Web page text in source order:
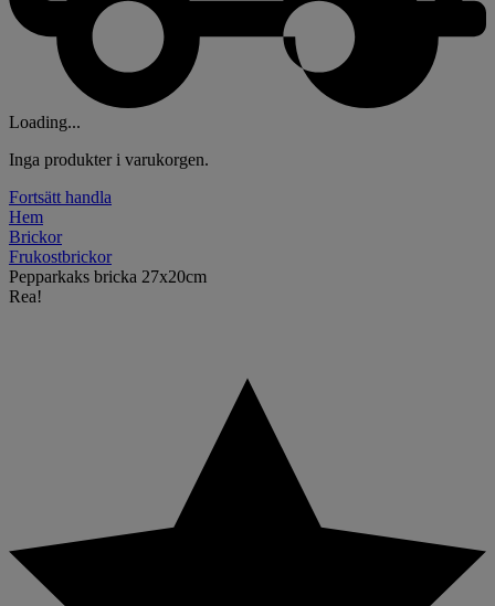
Loading...
Inga produkter i varukorgen.
Fortsätt handla
Hem
Brickor
Frukostbrickor
Pepparkaks bricka 27x20cm
Rea!